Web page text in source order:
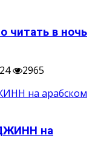
читать в ночь
2965
на